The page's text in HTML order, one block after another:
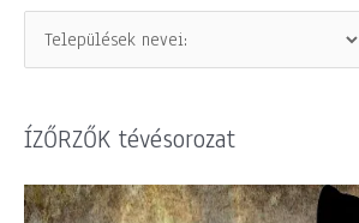
ÍZŐRZŐK tévésorozat